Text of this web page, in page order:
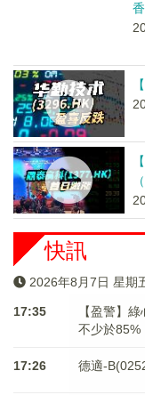
快訊
2026年8月7日 星期
17:35
【盈警】
不少於85%
17:26 德適-